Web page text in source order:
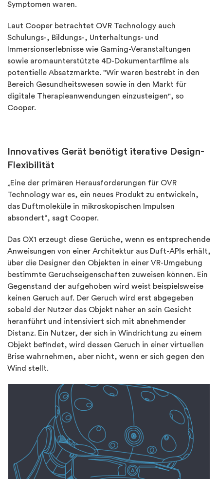
Symptomen waren.
Laut Cooper betrachtet OVR Technology auch
Schulungs-, Bildungs-, Unterhaltungs- und
Immersionserlebnisse wie Gaming-Veranstaltungen
sowie aromaunterstützte 4D-Dokumentarfilme als
potentielle Absatzmärkte. "Wir waren bestrebt in den
Bereich Gesundheitswesen sowie in den Markt für
digitale Therapieanwendungen einzusteigen", so
Cooper.
Innovatives Gerät benötigt iterative Design-
Flexibilität
„Eine der primären Herausforderungen für OVR
Technology war es, ein neues Produkt zu entwickeln,
das Duftmoleküle in mikroskopischen Impulsen
absondert“, sagt Cooper.
Das OX1 erzeugt diese Gerüche, wenn es entsprechende
Anweisungen von einer Architektur aus Duft-APIs erhält,
über die Designer den Objekten in einer VR-Umgebung
bestimmte Geruchseigenschaften zuweisen können. Ein
Gegenstand der aufgehoben wird weist beispielsweise
keinen Geruch auf. Der Geruch wird erst abgegeben
sobald der Nutzer das Objekt näher an sein Gesicht
heranführt und intensiviert sich mit abnehmender
Distanz. Ein Nutzer, der sich in Windrichtung zu einem
Objekt befindet, wird dessen Geruch in einer virtuellen
Brise wahrnehmen, aber nicht, wenn er sich gegen den
Wind stellt.